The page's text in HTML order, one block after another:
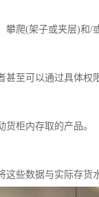
爬(架子或夹层)和/
至可以通过具体权
柜内存取的产品。
些数据与实际存货